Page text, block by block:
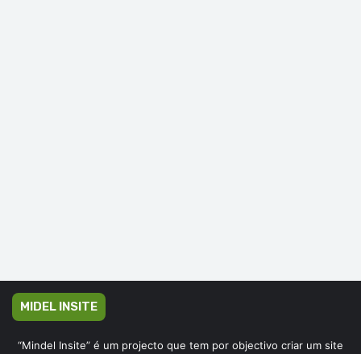
MIDEL INSITE
“Mindel Insite” é um projecto que tem por objectivo criar um site